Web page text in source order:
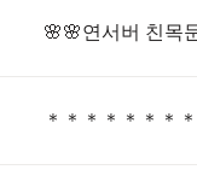
🌸🌸연서버 친목